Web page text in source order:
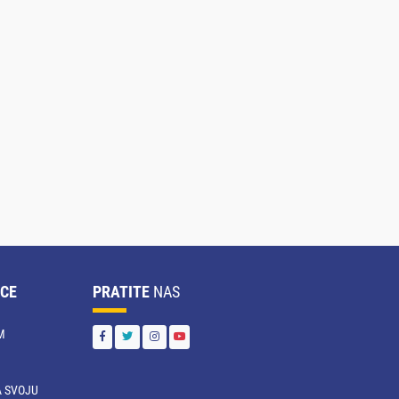
SVOJU
PRATITE NAS